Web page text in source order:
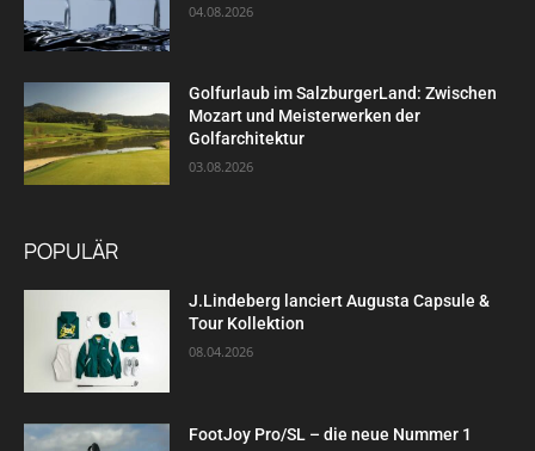
04.08.2026
Golfurlaub im SalzburgerLand: Zwischen
Mozart und Meisterwerken der
Golfarchitektur
03.08.2026
POPULÄR
J.Lindeberg lanciert Augusta Capsule &
Tour Kollektion
08.04.2026
FootJoy Pro/SL – die neue Nummer 1